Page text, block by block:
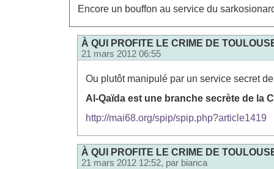
Encore un bouffon au service du
À QUI PROFITE LE CRIME DE
21 mars 2012 06:55
Ou plutôt manipulé par un service secret de
Al-Qaïda est une branche secrète de la
http://mai68.org/spip/spip.php?article1419
À QUI PROFITE LE CRIME DE
21 mars 2012 12:52, par bianca